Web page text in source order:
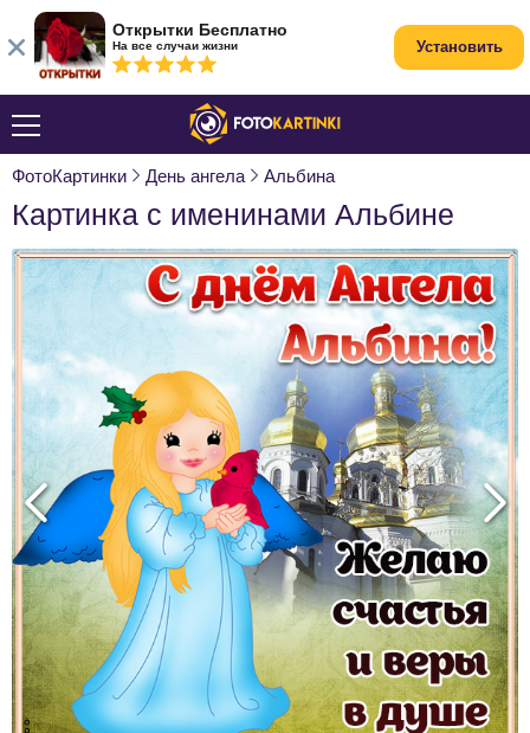
ФотоКартинки День ангела Альбина
Картинка с именинами Альбине
Открытки Бесплатно
На все случаи жизни Установить